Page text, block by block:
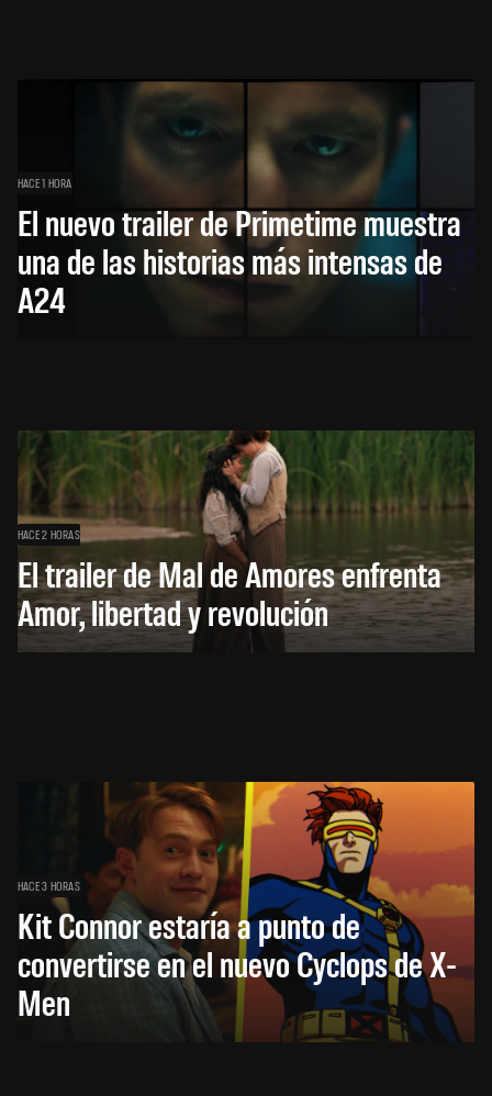
HACE 1 HORA
El nuevo trailer de Primetime muestra
una de las historias más intensas de
A24
HACE 2 HORAS
El trailer de Mal de Amores enfrenta
Amor, libertad y revolución
HACE 3 HORAS
Kit Connor estaría a punto de
convertirse en el nuevo Cyclops de X-
Men